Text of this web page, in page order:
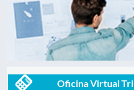
Oficina Virtual